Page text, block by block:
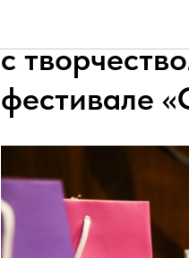
с
фестивале